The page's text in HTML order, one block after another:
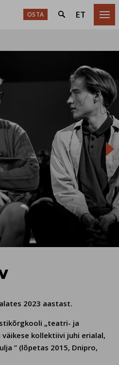
OSTA  ET

2023 aastast.
„teatri- ja
kollektiivi juhi erialal,
” (lõpetas 2015, Dnipro,